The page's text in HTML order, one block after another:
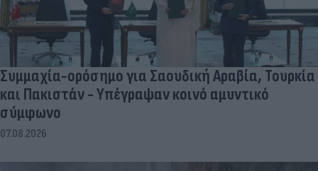
Συμμαχία-ορόσημο για Σαουδική Αραβία, Τουρκία
και Πακιστάν - Υπέγραψαν κοινό αμυντικό
σύμφωνο
07.08.2026